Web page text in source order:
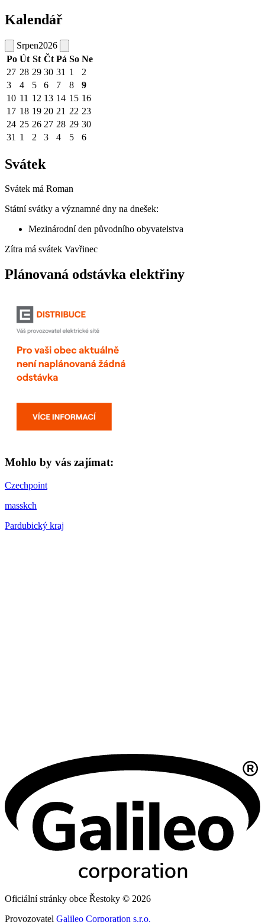
Kalendář
Srpen2026
Po Út St Čt Pá So Ne
27 28 29 30 31 1
2
3
4 5 6 7 8
9
10 11 12 13 14 15 16
17 18 19 20 21 22 23
24 25 26 27 28 29 30
31 1 2 3 4 5 6
Svátek
Svátek má Roman
Státní svátky a významné dny na dnešek:
Mezinárodní den původního obyvatelstva
Zítra má svátek Vavřinec
Plánovaná odstávka elektřiny
Mohlo by vás zajímat:
Czechpoint
masskch
Pardubický kraj
Oficiální stránky obce Řestoky © 2026
Provozovatel Galileo Corporation s.r.o.